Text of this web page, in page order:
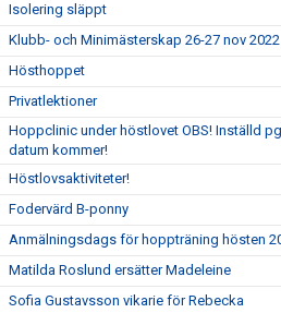
Isolering släppt
Klubb- och Minimästerskap 26-27 nov 2022
Hösthoppet
Privatlektioner
Hoppclinic under höstlovet OBS! Inställd
datum kommer!
Höstlovsaktiviteter!
Fodervärd B-ponny
Anmälningsdags för hoppträning hösten
Matilda Roslund ersätter Madeleine
Sofia Gustavsson vikarie för Rebecka